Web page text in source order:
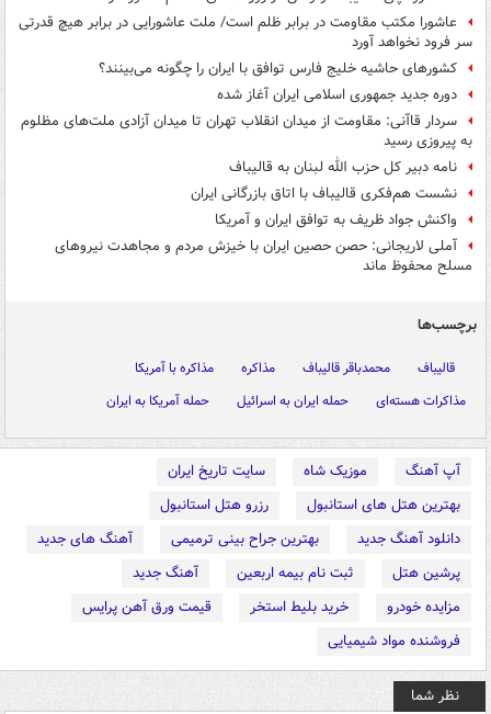
عاشورا مکتب مقاومت در برابر ظلم است/ ملت عاشورایی در برابر هیچ قدرتی
سر فرود نخواهد آورد
کشورهای حاشیه خلیج فارس توافق با ایران را چگونه می‌بینند؟
دوره جدید جمهوری اسلامی ایران آغاز شده
سردار قاآنی: مقاومت از میدان انقلاب تهران تا میدان آزادی ملت‌های مظلوم
به پیروزی رسید
نامه دبیر کل حزب الله لبنان به قالیباف
نشست هم‌فکری قالیباف با اتاق بازرگانی ایران
واکنش جواد ظریف به توافق ایران و آمریکا
آملی لاریجانی: حصن حصین ایران با خیزش مردم و مجاهدت نیروهای
مسلح محفوظ ماند
برچسب‌ها
قالیباف محمدباقر قالیباف مذاکره
مذاکره با آمریکا
مذاکرات هسته‌ای
حمله ایران به اسرائیل حمله آمریکا به ایران
آپ آهنگ موزیک شاه
سایت تاریخ ایران
بهترین هتل های استانبول
رزرو هتل استانبول
دانلود آهنگ جدید
بهترین جراح بینی ترمیمی
آهنگ های جدید
پرشین هتل
ثبت نام بیمه اربعین
آهنگ جدید
مزایده خودرو
خرید بلیط استخر
قیمت ورق آهن پرایس
فروشنده مواد شیمیایی
نظر شما